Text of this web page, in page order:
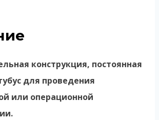
конструкция, постоянная
для проведения
или операционной